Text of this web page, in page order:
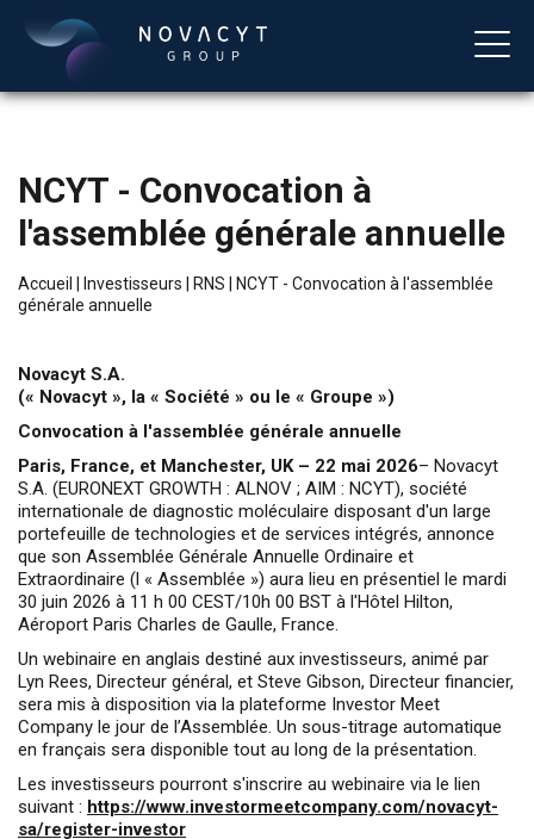
NCYT - Convocation à
l'assemblée générale annuelle
Accueil Investisseurs RNS
NCYT - Convocation à l'assemblée
générale annuelle
Novacyt S.A.
(« Novacyt », la « Société » ou le « Groupe »)
Convocation à l'assemblée générale annuelle
Paris, France, et Manchester, UK – 22 mai 2026– Novacyt
S.A. (EURONEXT GROWTH : ALNOV ; AIM : NCYT), société
internationale de diagnostic moléculaire disposant d'un large
portefeuille de technologies et de services intégrés, annonce
que son Assemblée Générale Annuelle Ordinaire et
Extraordinaire (l « Assemblée ») aura lieu en présentiel le mardi
30 juin 2026 à 11 h 00 CEST/10h 00 BST à l'Hôtel Hilton,
Aéroport Paris Charles de Gaulle, France.
Un webinaire en anglais destiné aux investisseurs, animé par
Lyn Rees, Directeur général, et Steve Gibson, Directeur financier,
sera mis à disposition via la plateforme Investor Meet
Company le jour de l’Assemblée. Un sous-titrage automatique
en français sera disponible tout au long de la présentation.
Les investisseurs pourront s'inscrire au webinaire via le lien
suivant : https://www.investormeetcompany.com/novacyt-
sa/register-investor